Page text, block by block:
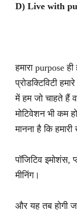
D) Live with
हमारा purpose
प्रोडक्टिविटी
में हम जो चाहते हैं
मोटिवेशन भी कम
मानना है कि
पॉजिटिव
मीनिंग।
और यह तब होगी